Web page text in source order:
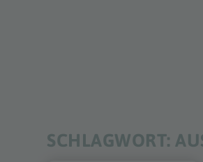
SCHLAGWORT: